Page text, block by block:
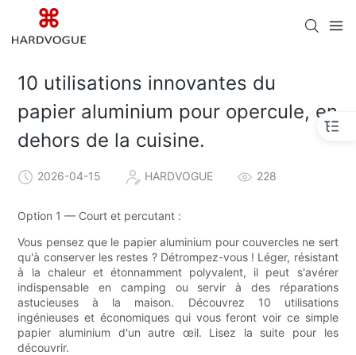
10 utilisations innovantes du
papier aluminium pour opercule, en
dehors de la cuisine.
2026-04-15 HARDVOGUE 228
Option 1 — Court et percutant :
Vous pensez que le papier aluminium pour couvercles ne sert
qu'à conserver les restes ? Détrompez-vous ! Léger, résistant
à la chaleur et étonnamment polyvalent, il peut s'avérer
indispensable en camping ou servir à des réparations
astucieuses à la maison. Découvrez 10 utilisations
ingénieuses et économiques qui vous feront voir ce simple
papier aluminium d'un autre œil. Lisez la suite pour les
découvrir.